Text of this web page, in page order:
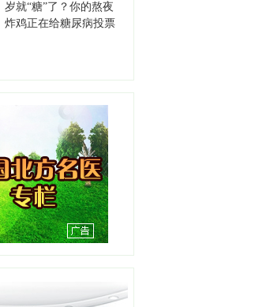
：书记
：主任医师
：主任医师
单位：沈阳市安宁医院
情】
聪
：耳鼻咽喉-睡眠医学中
单位：盛京医院滑翔院
岁就“糖”了？你的熬夜
炸鸡正在给糖尿病投票